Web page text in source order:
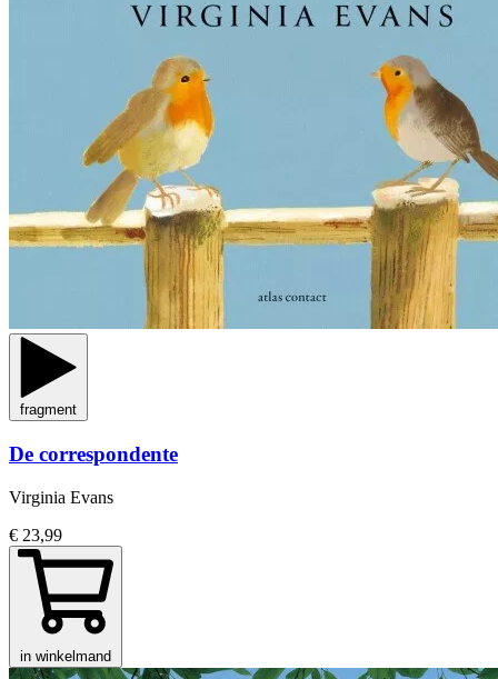
fragment
De correspondente
Virginia Evans
€ 23,99
in winkelmand